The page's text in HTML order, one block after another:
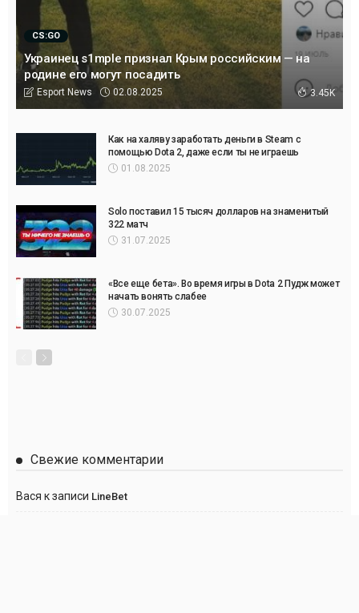
CS:GO
Украинец s1mple признал Крым российским — на
родине его могут посадить
Esport News 02.08.2025 3.45K
Как на халяву заработать деньги в Steam с
помощью Dota 2, даже если ты не играешь
01.08.2025
Solo поставил 15 тысяч долларов на знаменитый
322 матч
31.07.2025
«Все еще бета». Во время игры в Dota 2 Пудж может
начать вонять слабее
30.07.2025
Свежие комментарии
Вася к записи LineBet